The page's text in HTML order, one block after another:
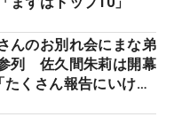
んのお別れ会にまな弟
列 佐久間朱莉は開幕
たくさん報告にいける